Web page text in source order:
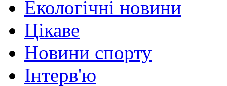
Екологічні новини
Цікаве
Новини спорту
Інтерв'ю